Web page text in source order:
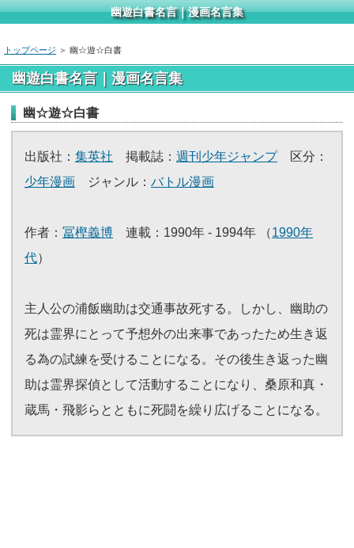
幽遊白書名言｜漫画名言集
トップページ ＞ 幽☆遊☆白書
幽遊白書名言｜漫画名言集
幽☆遊☆白書
出版社： 集英社 掲載誌： 週刊少年ジャンプ区分：
少年漫画 ジャンル： バトル漫画
作者： 冨樫義博 連載：1990年 - 1994年 （1990年
代）
主人公の浦飯幽助は交通事故死する。しかし、幽助の
死は霊界にとって予想外の出来事であったため生き返
る為の試練を受けることになる。その後生き返った幽
助は霊界探偵として活動することになり、桑原和真・
蔵馬・飛影らとともに死闘を繰り広げることになる。